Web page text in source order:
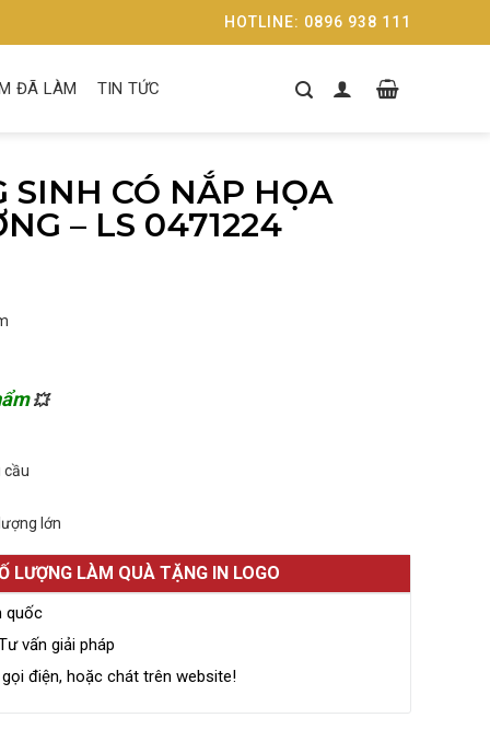
HOTLINE: 0896 938 111
ĐÃ LÀM TIN TỨC
SINH CÓ NẮP HỌA
– LS 0471224
💥
cầu
lớn
LƯỢNG LÀM QUÀ TẶNG IN LOGO
quốc
vấn giải pháp
điện, hoặc chát trên website!